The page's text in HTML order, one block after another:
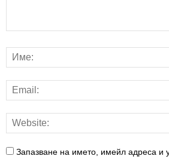
Запазване на името, имейл адреса и